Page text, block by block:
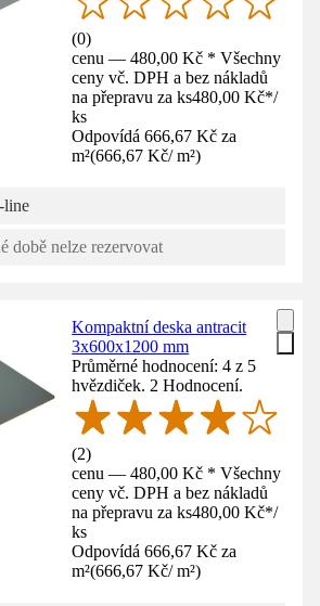
(0)
cenu — 480,00 Kč * Všechny
ceny vč. DPH a bez nákladů
na přepravu za ks480,00 Kč*/
ks
Odpovídá 666,67 Kč za
m²(666,67 Kč/ m²)
line
době nelze rezervovat
Kompaktní deska antracit
3x600x1200 mm
Průměrné hodnocení: 4 z 5
hvězdiček. 2 Hodnocení.
(2)
cenu — 480,00 Kč * Všechny
ceny vč. DPH a bez nákladů
na přepravu za ks480,00 Kč*/
ks
Odpovídá 666,67 Kč za
m²(666,67 Kč/ m²)